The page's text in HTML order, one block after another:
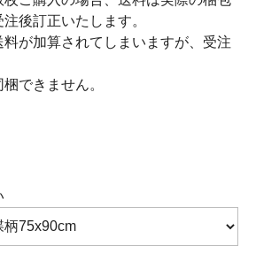
後訂正いたします。
が加算されてしまいますが、受注
できません。